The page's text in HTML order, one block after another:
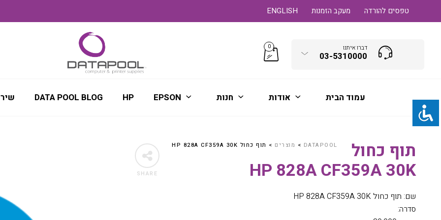
ENGLISH מעקב הזמנות טפסים להורדה
דברו איתנו
03-5310000
0
עמוד הבית אודות חנות EPSON
HP
DATA POOL BLOG
SHARE
DATAPOOL
> מוצרים > תוף כחול HP 828A CF359A 30K
תוף כחול
HP 828A CF359A 30K
שם: תוף כחול HP 828A CF359A 30K
סדרה: